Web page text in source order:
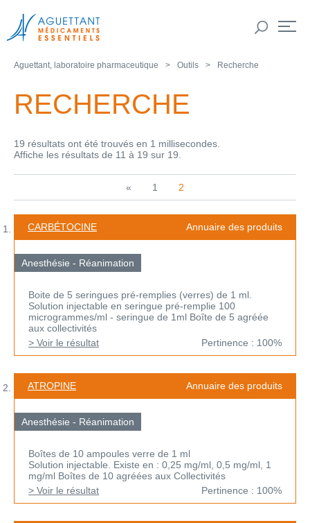
Aguettant, laboratoire pharmaceutique Outils Recherche
RECHERCHE
19 résultats ont été trouvés en 1 millisecondes.
Affiche les résultats de 11 à 19 sur 19.
« 1 2
CARBÉTOCINE Annuaire des produits
Anesthésie - Réanimation
Boite de 5 seringues pré-remplies (verres) de 1 ml.
Solution injectable en seringue pré-remplie 100
microgrammes/ml - seringue de 1ml Boîte de 5 agréée
aux collectivités
> Voir le résultat
Pertinence : 100%
ATROPINE Annuaire des produits
Anesthésie - Réanimation
Boîtes de 10 ampoules verre de 1 ml
Solution injectable. Existe en : 0,25 mg/ml, 0,5 mg/ml, 1
mg/ml Boîtes de 10 agréées aux Collectivités
> Voir le résultat
Pertinence : 100%